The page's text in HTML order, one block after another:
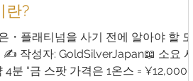
란?
・플래티넘을 사기 전에 알아야 할 모
✍ 작성자: GoldSilverJapan📖 소요 시
4분 “금 스팟 가격은 1온스 = ¥12,000인